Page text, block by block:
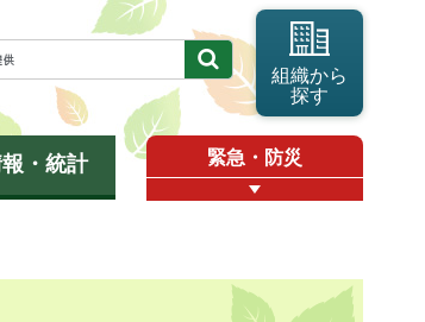
組織から
探す
・統計 緊急・防災